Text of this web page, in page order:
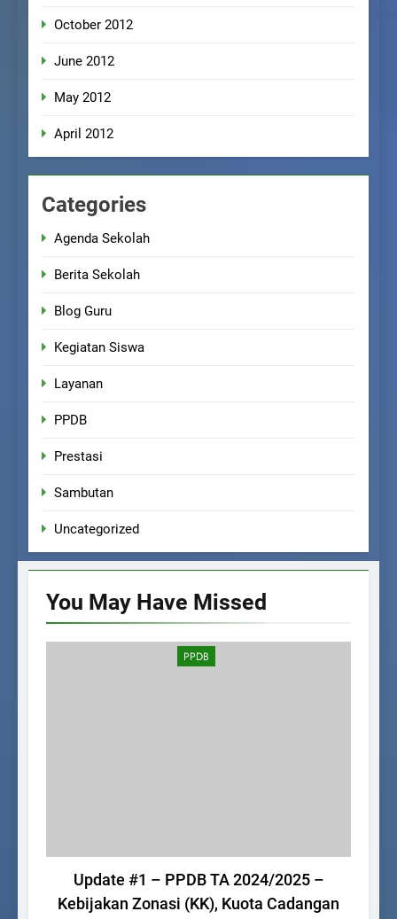
October 2012
June 2012
May 2012
April 2012
Categories
Agenda Sekolah
Berita Sekolah
Blog Guru
Kegiatan Siswa
Layanan
PPDB
Prestasi
Sambutan
Uncategorized
You May Have Missed
PPDB
Update #1 – PPDB TA 2024/2025 –
Kebijakan Zonasi (KK), Kuota Cadangan